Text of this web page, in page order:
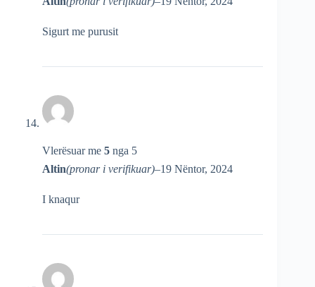
Sigurt me purusit
Vlerësuar me 5 nga 5
Altin(pronar i verifikuar)–19 Nëntor, 2024
I knaqur